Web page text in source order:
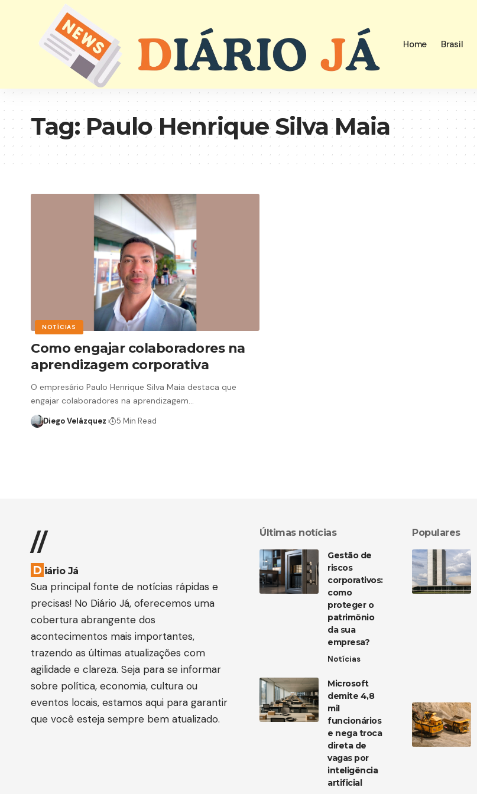
Home Brasil
Tag:Paulo Henrique Silva Maia
NOTÍCIAS
Como engajar colaboradores na
aprendizagem corporativa
O empresário Paulo Henrique Silva Maia destaca que
engajar colaboradores na aprendizagem…
Diego Velázquez 5 Min Read
//
D iário Já
Sua principal fonte de notícias rápidas e
precisas! No Diário Já, oferecemos uma
cobertura abrangente dos
acontecimentos mais importantes,
trazendo as últimas atualizações com
agilidade e clareza. Seja para se informar
sobre política, economia, cultura ou
eventos locais, estamos aqui para garantir
que você esteja sempre bem atualizado.
Últimas notícias
Gestão de
riscos
corporativos:
como
proteger o
patrimônio
da sua
empresa?
Notícias
Microsoft
demite 4,8
mil
funcionários
e nega troca
direta de
vagas por
inteligência
artificial
Populares